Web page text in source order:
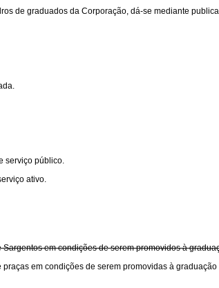
de graduados da Corporação, dá-se mediante
serviço público.
ativo.
em condições de serem promovidos à
em condições de serem promovidas à